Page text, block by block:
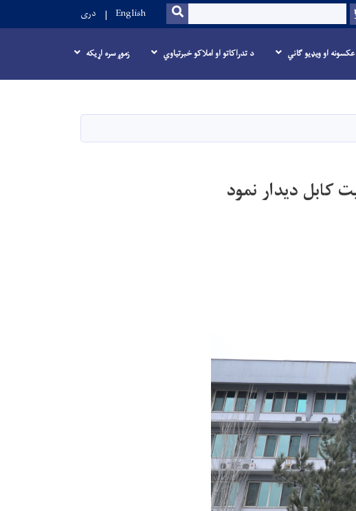
Twitter
SEARCH
English دری
او ويډیو ګاني د تدراکاتو او املاکو خبرتیاوي زموږ سره اړیکه
کابل دیدار نمود